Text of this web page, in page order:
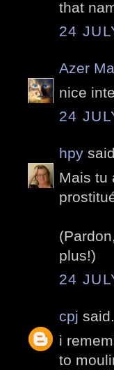
that
24
Azer
nice
24
hpy
Mais tu
plus!)
24
cpj
i
to